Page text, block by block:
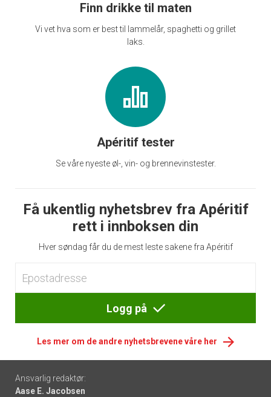
Finn drikke til maten
Vi vet hva som er best til lammelår, spaghetti og grillet
laks.
Apéritif tester
Se våre nyeste øl-, vin- og brennevinstester.
Få ukentlig nyhetsbrev fra Apéritif
rett i innboksen din
Hver søndag får du de mest leste sakene fra Apéritif
Logg på
Les mer om de andre nyhetsbrevene våre her
Footer
Ansvarlig redaktør:
Aase E. Jacobsen